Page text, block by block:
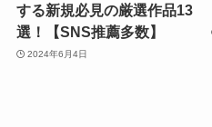
する新規必見の厳選作品13
選！【SNS推薦多数】
2024年6月4日